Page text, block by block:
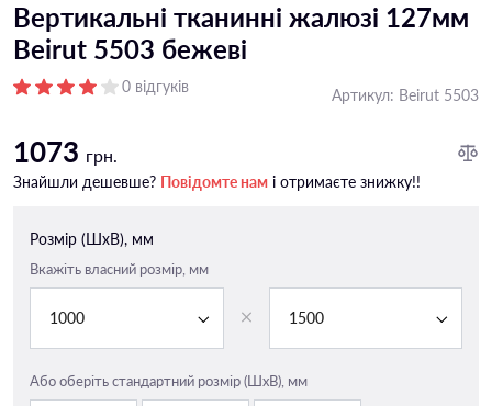
Вертикальні тканинні жалюзі 127мм
Beirut 5503 бежеві
0 відгуків Артикул: Beirut 5503
1073 грн.
Знайшли дешевше? Повідомте нам і отримаєте знижку!!
Розмір (ШxВ), мм
Вкажіть власний розмір, мм
1000 1500
Або оберіть стандартний розмір (ШxВ), мм